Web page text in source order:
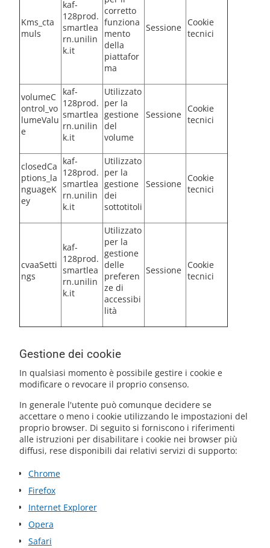
Kms_cta
muls
kaf-
128prod.
smartlea
rn.unilin
k.it
corretto
funziona
mento
della
piattafor
ma
Sessione
Cookie
tecnici
volumeC
ontrol_vo
lumeValu
e
kaf-
128prod.
smartlea
rn.unilin
k.it
Utilizzato
per la
gestione
del
volume
Sessione
Cookie
tecnici
closedCa
ptions_la
nguageK
ey
kaf-
128prod.
smartlea
rn.unilin
k.it
Utilizzato
per la
gestione
dei
sottotitoli
Sessione
Cookie
tecnici
cvaaSetti
ngs
kaf-
128prod.
smartlea
rn.unilin
k.it
Utilizzato
per la
gestione
delle
preferen
ze di
accessibi
lità
Sessione
Cookie
tecnici
Gestione dei cookie
In qualsiasi momento è possibile gestire i cookie e
modificare o revocare il proprio consenso.
In generale l'utente può comunque decidere se
accettare o meno i cookie utilizzando le impostazioni del
proprio browser. Di seguito si forniscono i riferimenti
alle istruzioni per disabilitare i cookie nei browser più
diffusi, rese disponibili dai relativi servizi di supporto:
Chrome
Firefox
Internet Explorer
Opera
Safari